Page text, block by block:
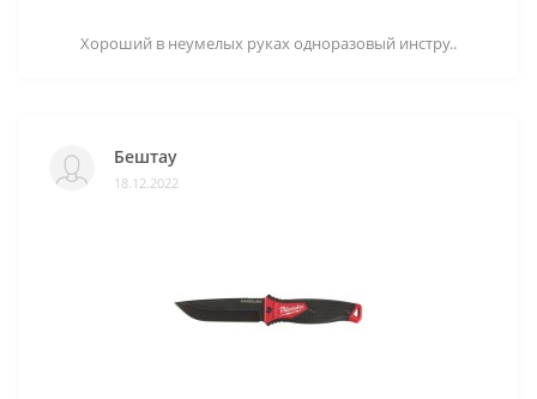
Хороший в неумелых руках одноразовый инстру..
Бештау
18.12.2022